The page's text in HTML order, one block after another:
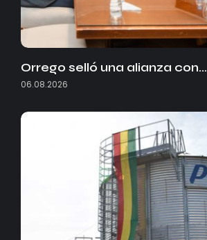
Orrego selló una alianza con…
06.08.2026